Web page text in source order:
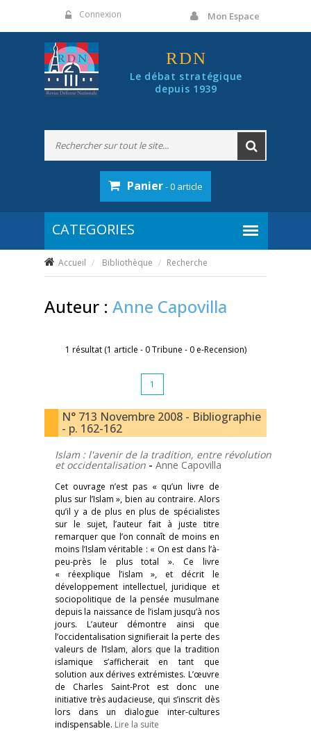
Connexion Mon Espace
RDN
Le débat stratégique
depuis 1939
Panier- 0 article
Accueil Bibliothèque Recherche
Auteur : Anne Capovilla
1 résultat (1 article - 0 Tribune - 0 e-Recension)
1
N° 713 Novembre 2008 - Bibliographie
- p. 162-162
Islam : l'avenir de la tradition, entre révolution
et occidentalisation - Anne Capovilla
Cet ouvrage n’est pas « qu’un livre de
plus sur l’Islam », bien au contraire. Alors
qu’il y a de plus en plus de spécialistes
sur le sujet, l’auteur fait à juste titre
remarquer que l’on connaît de moins en
moins l’Islam véritable : « On est dans l’à-
peu-près le plus total ». Ce livre
« réexplique l’islam », et décrit le
développement intellectuel, juridique et
sociopolitique de la pensée musulmane
depuis la naissance de l’islam jusqu’à nos
jours. L’auteur démontre ainsi que
l’occidentalisation signifierait la perte des
valeurs de l’Islam, alors que la tradition
islamique s’afficherait en tant que
solution aux dérives extrémistes. L’œuvre
de Charles Saint-Prot est donc une
initiative très audacieuse, qui s’inscrit dès
lors dans un dialogue inter-cultures
indispensable. Lire la suite